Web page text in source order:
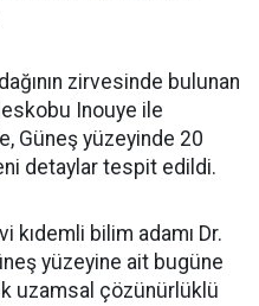
zirvesinde bulunan
Inouye ile
Güneş yüzeyinde 20
detaylar tespit edildi.
kıdemli bilim adamı Dr.
yüzeyine ait bugüne
uzamsal çözünürlüklü